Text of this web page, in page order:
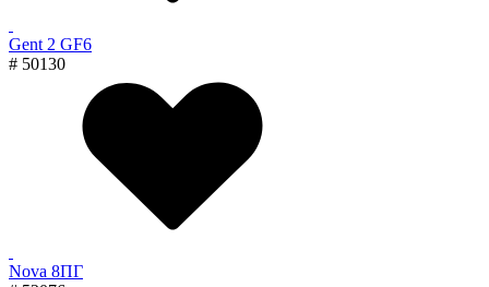
Gent 2 GF6
# 50130
Nova 8ПГ